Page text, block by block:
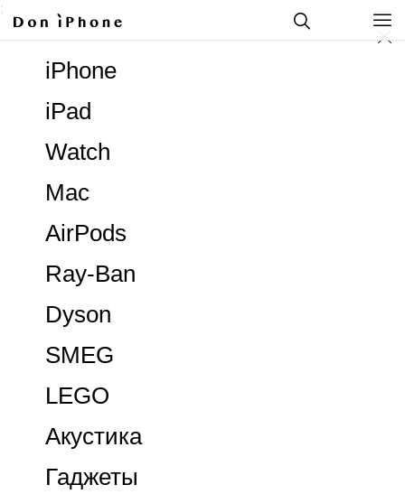
;
Гаджеты
Акустика
Dyson
AirPods
Ray-Ban
LEGO
SMEG
Mac
Watch
iPad
iPhone